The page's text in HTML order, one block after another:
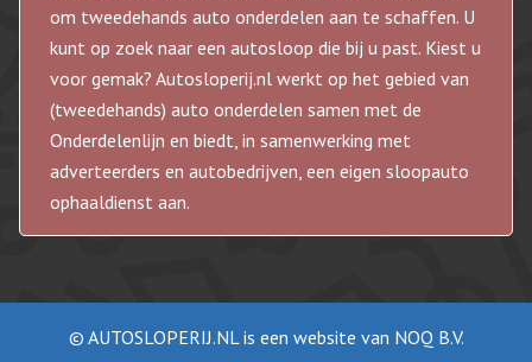
om tweedehands auto onderdelen aan te schaffen. U
kunt op zoek naar een autosloop die bij u past. Kiest u
voor gemak? Autosloperij.nl werkt op het gebied van
(tweedehands) auto onderdelen samen met de
Onderdelenlijn en biedt, in samenwerking met
adverteerders en autobedrijven, een eigen sloopauto
ophaaldienst aan.
© AUTOSLOPERIJ.NL is een website van NOQ B.V.